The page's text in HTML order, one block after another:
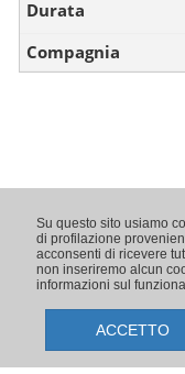
Su questo sito usiamo
di profilazione
acconsenti di ricevere
non inseriremo alcun
informazioni sul
ACCETTO